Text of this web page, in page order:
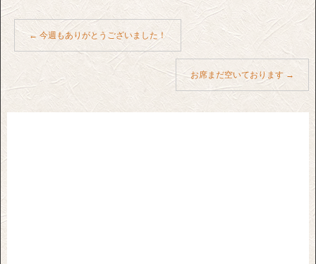
← 今週もありがとうございました！
お席まだ空いております →